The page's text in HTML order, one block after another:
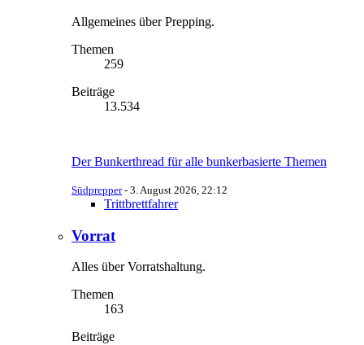
Allgemeines über Prepping.
Themen
259
Beiträge
13.534
Der Bunkerthread für alle bunkerbasierte Themen
Südprepper- 3. August 2026, 22:12
Trittbrettfahrer
Vorrat
Alles über Vorratshaltung.
Themen
163
Beiträge